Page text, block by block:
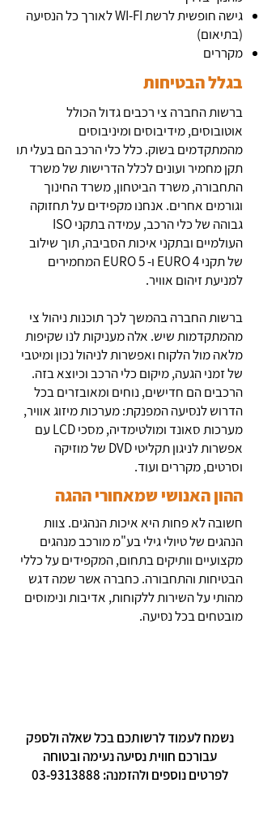
גישה חופשית לרשת WI-FI לאורך כל הנסיעה
(בתיאום)
מקררים
בגלל הבטיחות
ברשות החברה צי רכבים גדול הכולל
אוטובוסים, מידיבוסים ומיניבוסים
מהמתקדמים בשוק. כלל כלי הרכב הם בעלי תו
תקן מחמיר ועונים לכלל הדרישות של משרד
התחבורה, משרד הביטחון, משרד החינוך
וגורמים אחרים. אנחנו מקפידים על תחזוקה
גבוהה של כלי הרכב, עמידה בתקני ISO
העולמיים ובתקני איכות הסביבה, תוך שילוב
של תקני EURO 4 ו- 5 EURO המחמירים
למניעת זיהום אוויר.
ברשות החברה בהמשך לכך תוכנות ניהול צי
מהמתקדמות שיש. אלה מעניקות לנו שקיפות
מלאה מול הלקוח ואפשרות לניהול נכון ומיטבי
של זמני הגעה, מיקום כלי הרכב וכיוצא בזה.
הרכבים הם חדישים, נוחים ומאובזרים בכל
הדרוש לנסיעה המפנקת: מערכות מיזוג אוויר,
מערכות סאונד ומולטימדיה, מסכי LCD עם
אפשרות לניגון תקליטי DVD של מוזיקה
וסרטים, מקררים ועוד.
ההון האנושי שמאחורי ההגה
חשובה לא פחות היא איכות הנהגים. צוות
הנהגים של טיולי גילי בע"מ מורכב מנהגים
מקצועיים וותיקים בתחום, המקפידים על כללי
הבטיחות והתחבורה. כחברה אשר שמה דגש
מהותי על השירות ללקוחות, אדיבות ונימוסים
מובטחים בכל נסיעה.
נשמח לעמוד לרשותכם בכל שאלה ולספק
עבורכם חווית נסיעה נעימה ובטוחה
לפרטים נוספים ולהזמנה: 03-9313888